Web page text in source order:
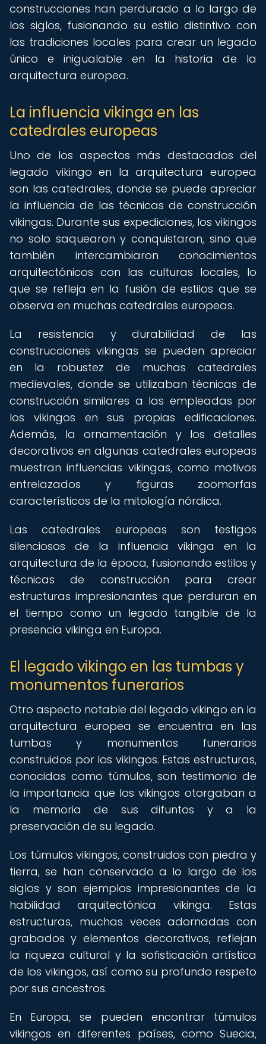
construcciones han perdurado a lo largo de
los siglos, fusionando su estilo distintivo con
las tradiciones locales para crear un legado
único e inigualable en la historia de la
arquitectura europea.
La influencia vikinga en las
catedrales europeas
Uno de los aspectos más destacados del
legado vikingo en la arquitectura europea
son las catedrales, donde se puede apreciar
la influencia de las técnicas de construcción
vikingas. Durante sus expediciones, los vikingos
no solo saquearon y conquistaron, sino que
también intercambiaron conocimientos
arquitectónicos con las culturas locales, lo
que se refleja en la fusión de estilos que se
observa en muchas catedrales europeas.
La resistencia y durabilidad de las
construcciones vikingas se pueden apreciar
en la robustez de muchas catedrales
medievales, donde se utilizaban técnicas de
construcción similares a las empleadas por
los vikingos en sus propias edificaciones.
Además, la ornamentación y los detalles
decorativos en algunas catedrales europeas
muestran influencias vikingas, como motivos
entrelazados y figuras zoomorfas
característicos de la mitología nórdica.
Las catedrales europeas son testigos
silenciosos de la influencia vikinga en la
arquitectura de la época, fusionando estilos y
técnicas de construcción para crear
estructuras impresionantes que perduran en
el tiempo como un legado tangible de la
presencia vikinga en Europa.
El legado vikingo en las tumbas y
monumentos funerarios
Otro aspecto notable del legado vikingo en la
arquitectura europea se encuentra en las
tumbas y monumentos funerarios
construidos por los vikingos. Estas estructuras,
conocidas como túmulos, son testimonio de
la importancia que los vikingos otorgaban a
la memoria de sus difuntos y a la
preservación de su legado.
Los túmulos vikingos, construidos con piedra y
tierra, se han conservado a lo largo de los
siglos y son ejemplos impresionantes de la
habilidad arquitectónica vikinga. Estas
estructuras, muchas veces adornadas con
grabados y elementos decorativos, reflejan
la riqueza cultural y la sofisticación artística
de los vikingos, así como su profundo respeto
por sus ancestros.
En Europa, se pueden encontrar túmulos
vikingos en diferentes países, como Suecia,